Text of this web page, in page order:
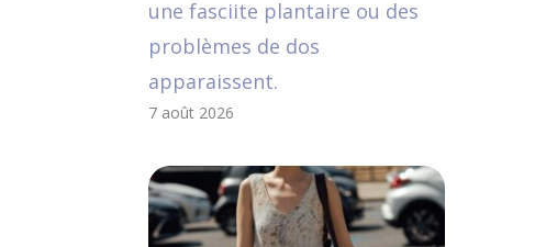
une fasciite plantaire ou des
problèmes de dos
apparaissent.
7 août 2026